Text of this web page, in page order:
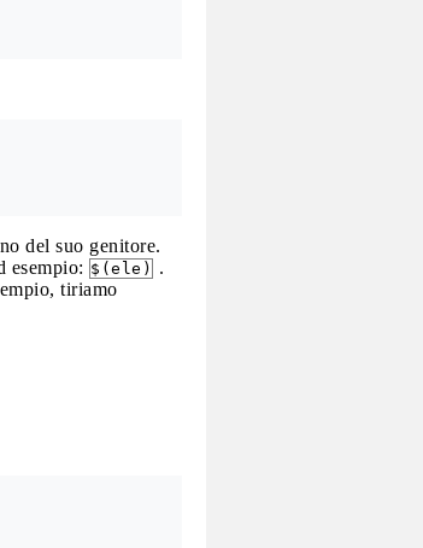
del suo genitore.
esempio: $(ele)
.
tiriamo